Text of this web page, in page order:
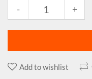
+
-
Add to wishlist